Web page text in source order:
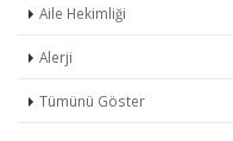
Aile Hekimliği
Alerji
Tümünü Göster